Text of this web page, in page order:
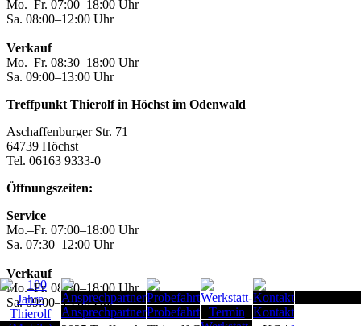
AnsprechpartnerProbefahrt
Kontakt
Mo.–Fr. 07:00–18:00 Uhr
Sa. 08:00–12:00 Uhr
Verkauf
Mo.–Fr. 08:30–18:00 Uhr
Sa. 09:00–13:00 Uhr
Treffpunkt Thierolf in Höchst im Odenwald
Aschaffenburger Str. 71
64739 Höchst
Tel. 06163 9333-0
Öffnungszeiten:
Service
Mo.–Fr. 07:00–18:00 Uhr
Sa. 07:30–12:00 Uhr
Verkauf
Mo.–Fr. 08:30–18:00 Uhr
Sa. 09:00–13:00 Uhr